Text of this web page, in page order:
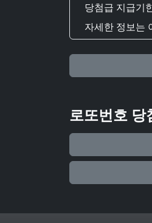
당첨급 지급기
자세한 정보는
로또번호 당